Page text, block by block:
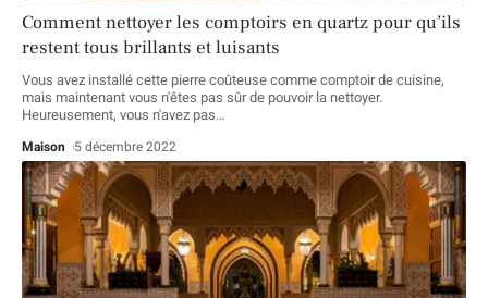
Comment nettoyer les comptoirs en quartz pour qu’ils
restent tous brillants et luisants
Vous avez installé cette pierre coûteuse comme comptoir de cuisine,
mais maintenant vous n'êtes pas sûr de pouvoir la nettoyer.
Heureusement, vous n'avez pas…
Maison 5 décembre 2022